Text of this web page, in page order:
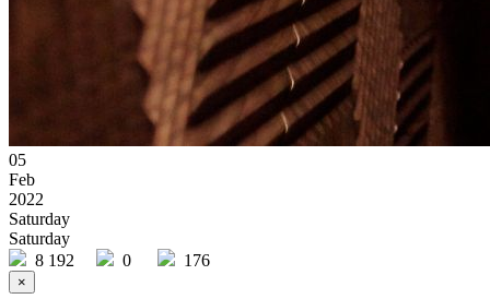
05
Feb
2022
Saturday
Saturday
8 192
0 176
×